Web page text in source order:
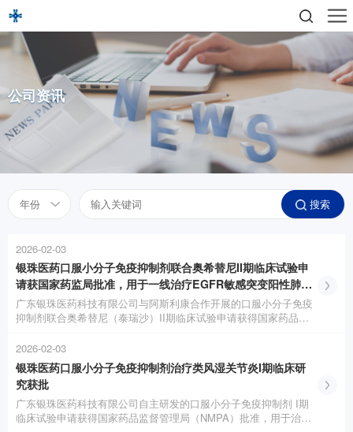
公司资讯
搜索
2026-02-03
银珠医药口服小分子免疫抑制剂联合奥希替尼II期临床试验申
请获国家药监局批准，用于一线治疗EGFR敏感突变阳性肺癌
骨转移患者
广东银珠医药科技有限公司与阿斯利康合作开展的口服小分子免疫
抑制剂联合奥希替尼（泰瑞沙）II期临床试验申请获得国家药品监
2026-02-03
银珠医药口服小分子免疫抑制剂治疗类风湿关节炎I期临床研
究获批
广东银珠医药科技有限公司自主研发的口服小分子免疫抑制剂 I期
临床试验申请获得国家药品监督管理局（NMPA）批准，用于治疗